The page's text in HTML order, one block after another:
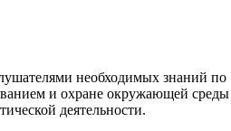
необходимых знаний по
и охране окружающей среды
деятельности.